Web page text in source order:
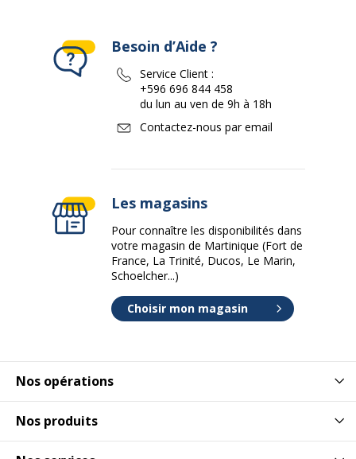
Nos opérations
Nos produits
Besoin d’Aide ?
Service Client :
+596 696 844 458
du lun au ven de 9h à 18h
Contactez-nous par email
Les magasins
Pour connaître les disponibilités dans
votre magasin de Martinique (Fort de
France, La Trinité, Ducos, Le Marin,
Schoelcher...)
Choisir mon magasin